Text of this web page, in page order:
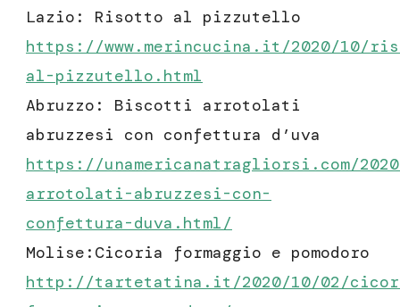
Lazio: Risotto al pizzutello
https://www.merincucina.it/2020/10/
al-pizzutello .html
Abruzzo: Biscotti arrotolati
abruzzesi con confettura d’uva
https://unamericanatragliorsi.com/
arrotolati-abruzzesi-con-
confettura-duva.html/
Molise:Cicoria formaggio e pomodoro
http://tartetatina.it/2020/10/02/